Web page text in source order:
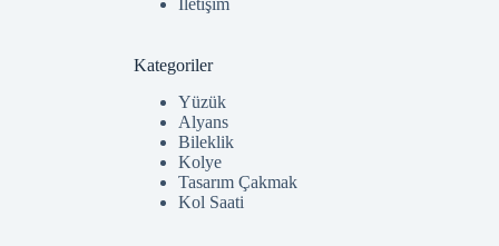
İletişim
Kategoriler
Yüzük
Alyans
Bileklik
Kolye
Tasarım Çakmak
Kol Saati